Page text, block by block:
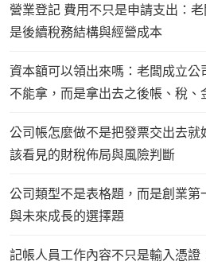
營業登記 費用不只是申請支出：
是後續稅務結構與經營成本
資本額可以領出來嗎：老闆成立
不能拿，而是拿出去之後帳、稅
公司帳怎麼做不是把發票交出去
該看見的財稅佈局與風險判斷
公司類型不是表格題，而是創業
與未來成長的選擇題
記帳人員工作內容不只是輸入憑